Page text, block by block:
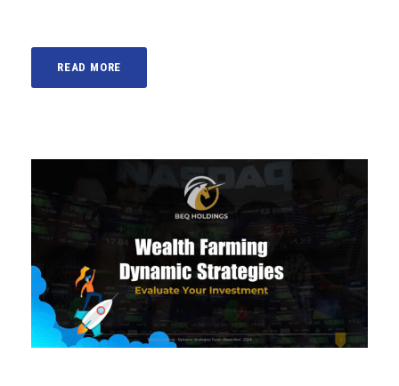
READ MORE